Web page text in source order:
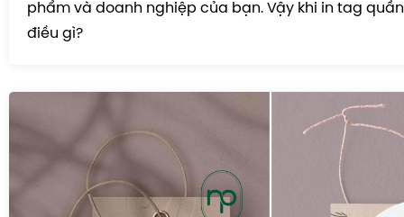
phẩm và doanh nghiệp của bạn. Vậy khi in tag
điều gì?